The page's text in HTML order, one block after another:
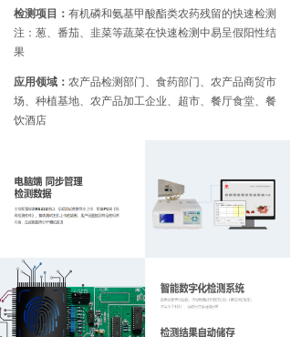
检测项目： 有机磷和氨基甲酸酯类农药残留的快速检测
注：葱、番茄、韭菜等蔬菜在快速检测中易呈假阳性结
果
应用领域： 农产品检测部门、食药部门、农产品商贸市
场、种植基地、农产品加工企业、超市、餐厅食堂、餐
饮酒店
立即咨询